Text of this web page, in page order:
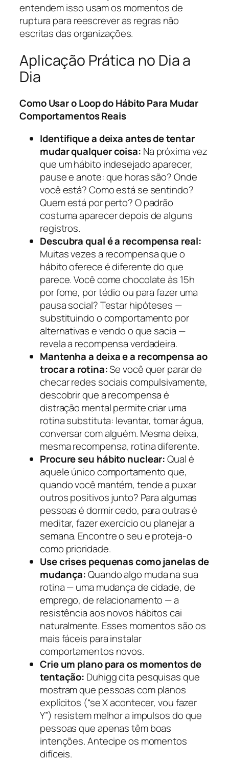
entendem isso usam os momentos de
ruptura para reescrever as regras não
escritas das organizações.
Aplicação Prática no Dia a
Dia
Como Usar o Loop do Hábito Para Mudar
Comportamentos Reais
Identifique a deixa antes de tentar
mudar qualquer coisa: Na próxima vez
que um hábito indesejado aparecer,
pause e anote: que horas são? Onde
você está? Como está se sentindo?
Quem está por perto? O padrão
costuma aparecer depois de alguns
registros.
Descubra qual é a recompensa real:
Muitas vezes a recompensa que o
hábito oferece é diferente do que
parece. Você come chocolate às 15h
por fome, por tédio ou para fazer uma
pausa social? Testar hipóteses —
substituindo o comportamento por
alternativas e vendo o que sacia —
revela a recompensa verdadeira.
Mantenha a deixa e a recompensa ao
trocar a rotina:Se você quer parar de
checar redes sociais compulsivamente,
descobrir que a recompensa é
distração mental permite criar uma
rotina substituta: levantar, tomar água,
conversar com alguém. Mesma deixa,
mesma recompensa, rotina diferente.
Procure seu hábito nuclear:Qual é
aquele único comportamento que,
quando você mantém, tende a puxar
outros positivos junto? Para algumas
pessoas é dormir cedo, para outras é
meditar, fazer exercício ou planejar a
semana. Encontre o seu e proteja-o
como prioridade.
Use crises pequenas como janelas de
mudança:Quando algo muda na sua
rotina — uma mudança de cidade, de
emprego, de relacionamento — a
resistência aos novos hábitos cai
naturalmente. Esses momentos são os
mais fáceis para instalar
comportamentos novos.
Crie um plano para os momentos de
tentação: Duhigg cita pesquisas que
mostram que pessoas com planos
explícitos (“se X acontecer, vou fazer
Y”) resistem melhor a impulsos do que
pessoas que apenas têm boas
intenções. Antecipe os momentos
difíceis.